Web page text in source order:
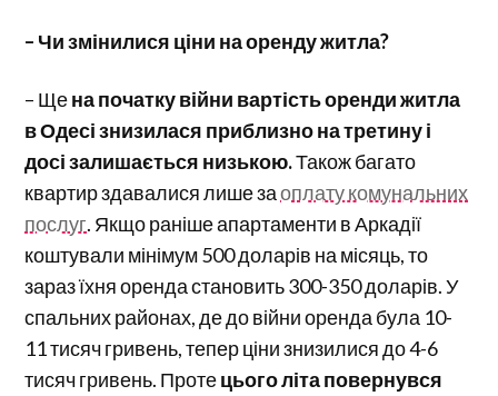
– Чи змінилися ціни на оренду житла?
– Щена початку війни вартість оренди житла
в Одесі знизилася приблизно на третину і
досі залишається низькою.Також багато
квартир здавалися лише заоплату комунальних
послуг. Якщо раніше апартаменти в Аркадії
коштували мінімум 500 доларів на місяць, то
зараз їхня оренда становить 300-350 доларів. У
спальних районах, де до війни оренда була 10-
11 тисяч гривень, тепер ціни знизилися до 4-6
тисяч гривень. Протецього літа повернувся